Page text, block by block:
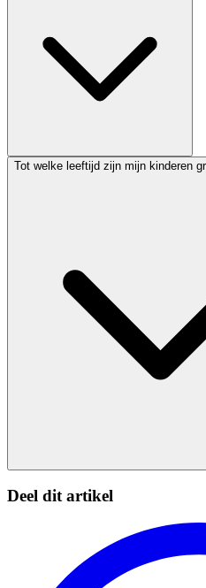
Tot welke leeftijd zijn mijn kinderen
Deel dit artikel